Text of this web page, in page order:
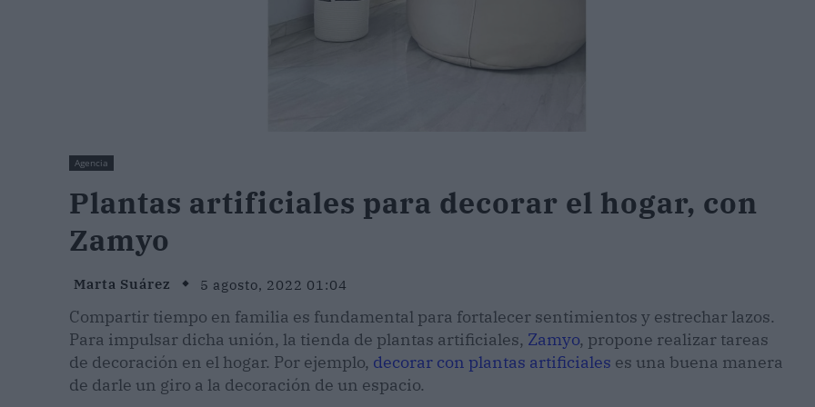
Agencia
Plantas artificiales para decorar el hogar, con
Zamyo
Marta Suárez 5 agosto, 2022 01:04
Compartir tiempo en familia es fundamental para fortalecer sentimientos y estrechar lazos.
Para impulsar dicha unión, la tienda de plantas artificiales, Zamyo, propone realizar tareas
de decoración en el hogar. Por ejemplo, decorar con plantas artificiales es una buena manera
de darle un giro a la decoración de un espacio.